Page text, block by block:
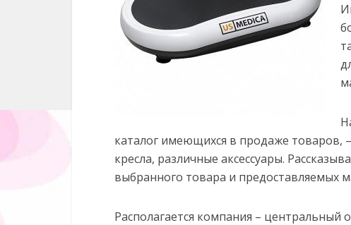
каталог имеющихся в продаже товаров,
кресла, различные аксессуары.
выбранного товара и предоставляемых
Располагается компания – центральный